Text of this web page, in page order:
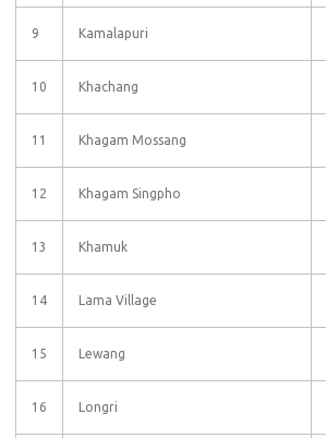
9 Kamalapuri
10 Khachang
11 Khagam Mossang
12 Khagam Singpho
13 Khamuk
14 Lama Village
15 Lewang
16 Longri